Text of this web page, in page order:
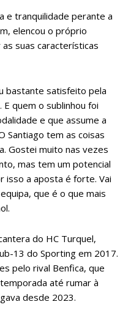
e tranquilidade perante a
elencou o próprio
suas características
bastante satisfeito pela
quem o sublinhou foi
e que assume a
Santiago tem as coisas
Gostei muito nas vezes
mas tem um potencial
isso a aposta é forte. Vai
que é o que mais
do HC Turquel,
13 do Sporting em 2017.
pelo rival Benfica, que
até rumar à
desde 2023.